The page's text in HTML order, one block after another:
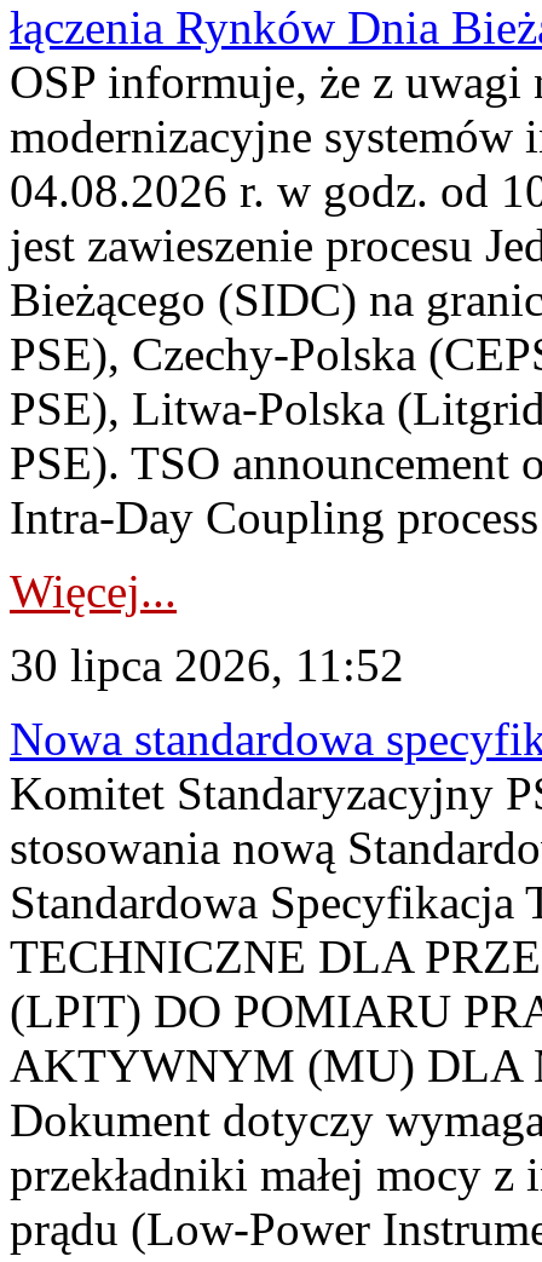
łączenia Rynków Dnia
OSP informuje, że z uwagi
modernizacyjne
04.08.2026 r. w godz. od
jest zawieszenie procesu
Bieżącego (SIDC) na
PSE), Czechy-Polska
PSE), Litwa-Polska
PSE). TSO announcement
Intra-Day Coupling
Więcej...
30 lipca 2026, 11:52
Nowa standardowa
Komitet Standaryzacyjny
stosowania nową
Standardowa
TECHNICZNE DLA
(LPIT) DO POMIARU
AKTYWNYM (MU) DLA
Dokument dotyczy
przekładniki małej mocy
prądu (Low-Power